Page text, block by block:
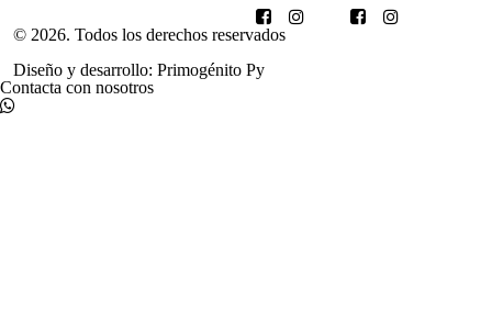
© 2026. Todos los derechos reservados
Diseño y desarrollo: Primogénito Py
Contacta con nosotros